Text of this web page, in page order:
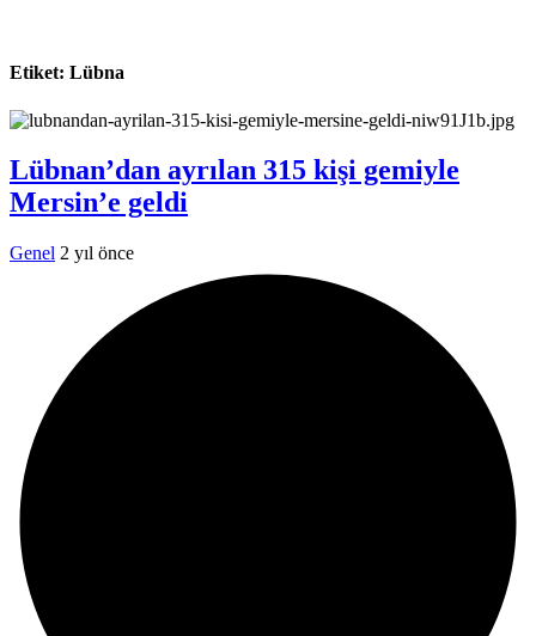
Etiket: Lübna
Lübnan’dan ayrılan 315 kişi gemiyle
Mersin’e geldi
Genel 2 yıl önce